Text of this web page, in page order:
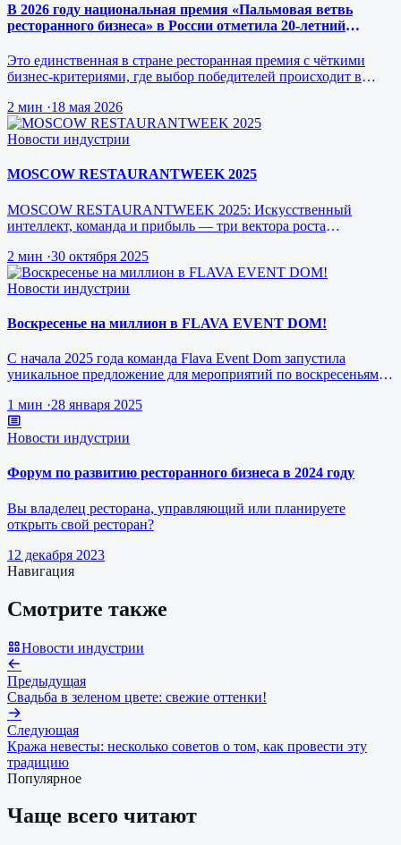
В 2026 году национальная премия «Пальмовая ветвь
ресторанного бизнеса» в России отметила 20-летний
Это единственная в стране ресторанная премия с чёткими
бизнес-критериями, где выбор победителей происходит в
2 мин ·18 мая 2026
Новости индустрии
MOSCOW RESTAURANTWEEK 2025
MOSCOW RESTAURANTWEEK 2025: Искусственный
интеллект, команда и прибыль — три вектора роста
2 мин ·30 октября 2025
Новости индустрии
Воскресенье на миллион в FLAVA EVENT DOM!
С начала 2025 года команда Flava Event Dom запустила
уникальное предложение для мероприятий по воскресеньям за
1 мин ·28 января 2025
Новости индустрии
Форум по развитию ресторанного бизнеса в 2024 году
Вы владелец ресторана, управляющий или планируете
открыть свой ресторан?
12 декабря 2023
Навигация
Смотрите также
Новости индустрии
Предыдущая
Свадьба в зеленом цвете: свежие оттенки!
Следующая
Кража невесты: несколько советов о том, как провести эту
традицию
Популярное
Чаще всего читают